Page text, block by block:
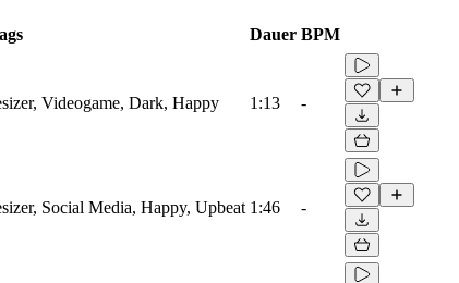
Dauer BPM
Videogame, Dark, Happy 1:13 -
Social Media, Happy, Upbeat 1:46 -